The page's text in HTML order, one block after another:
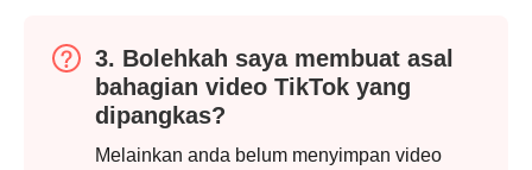
3. Bolehkah saya membuat asal
bahagian video TikTok yang
dipangkas?
Melainkan anda belum menyimpan video